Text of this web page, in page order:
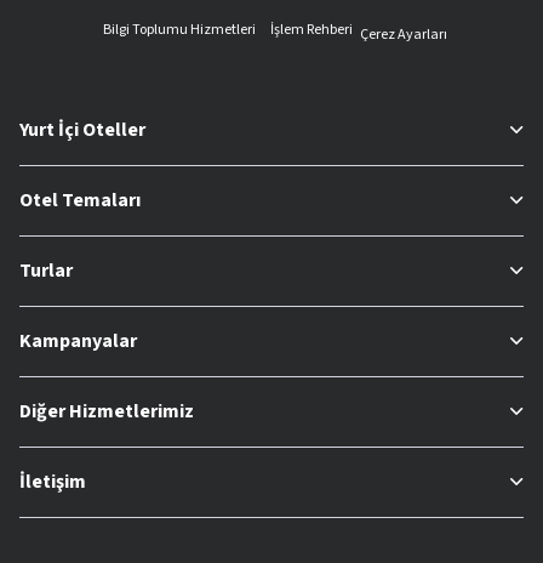
Bilgi Toplumu Hizmetleri
İşlem Rehberi Çerez Ayarları
Yurt İçi Oteller
Otel Temaları
Turlar
Kampanyalar
Diğer Hizmetlerimiz
İletişim